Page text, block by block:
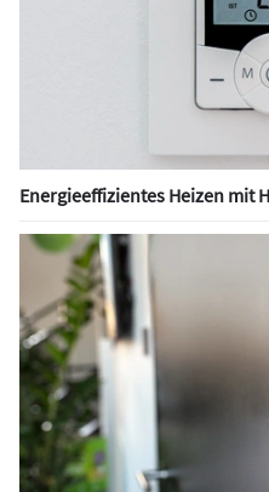
Energieeffizientes Heizen mit